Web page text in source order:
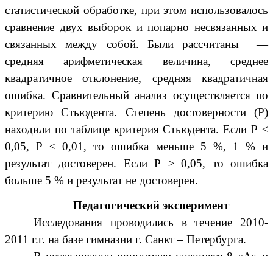
статистической обработке, при этом использовалось
сравнение двух выборок и попарно несвязанных и
связанных между собой. Были рассчитаны —
средняя арифметическая величина, среднее
квадратичное отклонение, средняя квадратичная
ошибка. Сравнительный анализ осуществляется по
критерию Стьюдента. Степень достоверности (Р)
находили по таблице критерия Стьюдента. Если Р ≤
0,05, Р ≤ 0,01, то ошибка меньше 5 %, 1 % и
результат достоверен. Если Р ≥ 0,05, то ошибка
больше 5 % и результат не достоверен.
Педагогический эксперимент
Исследования проводились в течение 2010-
2011 г.г. на базе гимназии г. Санкт – Петербурга.